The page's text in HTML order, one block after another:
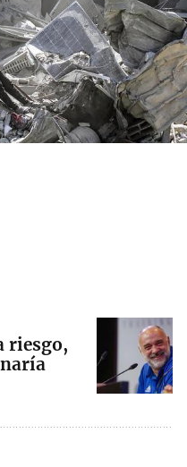
riesgo,